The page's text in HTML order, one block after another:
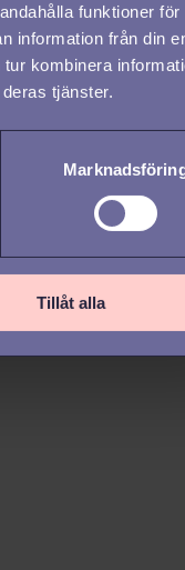
funktioner för
information från din
kombinera
tjänster.
Tillåt alla